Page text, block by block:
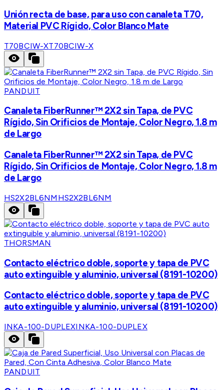
Unión recta de base, para uso con canaleta T70,
Material PVC Rígido, Color Blanco Mate
T70BCIW-XT70BCIW-X
PANDUIT
Canaleta FiberRunner™ 2X2 sin Tapa, de PVC
Rígido, Sin Orificios de Montaje, Color Negro, 1.8 m
de Largo
Canaleta FiberRunner™ 2X2 sin Tapa, de PVC
Rígido, Sin Orificios de Montaje, Color Negro, 1.8 m
de Largo
HS2X2BL6NM HS2X2BL6NM
THORSMAN
Contacto eléctrico doble, soporte y tapa de PVC
auto extinguible y aluminio, universal (8191-10200)
Contacto eléctrico doble, soporte y tapa de PVC
auto extinguible y aluminio, universal (8191-10200)
INKA-100-DUPLEXINKA-100-DUPLEX
PANDUIT